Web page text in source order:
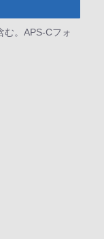
む。APS-Cフォ